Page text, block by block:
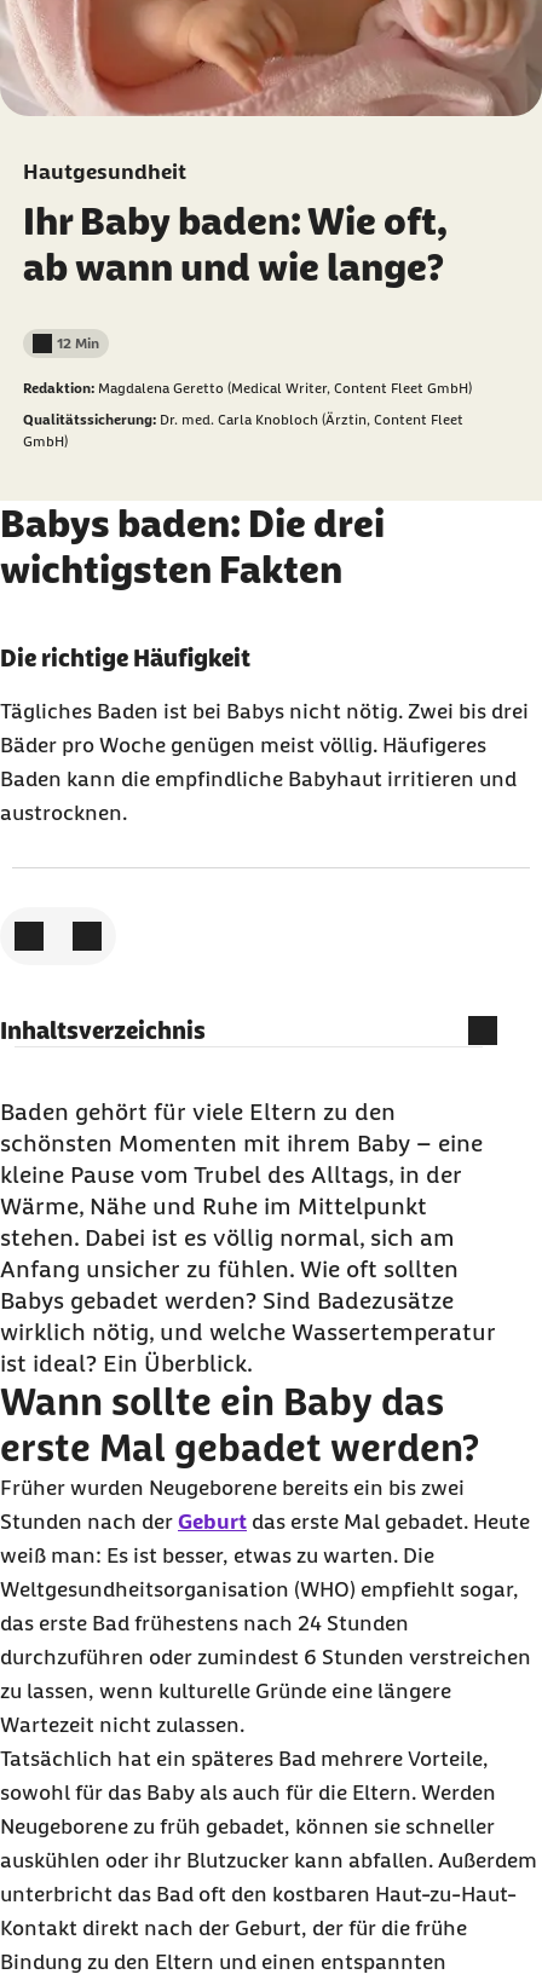
Hautgesundheit
Ihr Baby baden: Wie oft,
ab wann und wie lange?
Lesedauer weniger als
12 Min
Redaktion: Magdalena Geretto (Medical Writer, Content Fleet GmbH)
Qualitätssicherung: Dr. med. Carla Knobloch (Ärztin, Content Fleet
GmbH)
Babys baden: Die drei
wichtigsten Fakten
Karussell mit 3 Elementen
Element 1 von 3
Die richtige Häufigkeit
Tägliches Baden ist bei Babys nicht nötig. Zwei bis drei
Bäder pro Woche genügen meist völlig. Häufigeres
Baden kann die empfindliche Babyhaut irritieren und
austrocknen.
Inhaltsverzeichnis
werden?
Was ist die optimale Wassertemperatur zum
Baden von Babys?
Wie oft und wie lange sollten Babys baden?
Sind Badezusätze für Babys sinnvoll?
Wie wird ein Baby sicher gebadet und
gewaschen?
Was tun, wenn das Baby nicht gern badet?
Braucht ein Baby Badespielzeug ?
Babys baden: Häufige Fragen und Antworten
Baden gehört für viele Eltern zu den
schönsten Momenten mit ihrem Baby – eine
kleine Pause vom Trubel des Alltags, in der
Wärme, Nähe und Ruhe im Mittelpunkt
stehen. Dabei ist es völlig normal, sich am
Anfang unsicher zu fühlen. Wie oft sollten
Babys gebadet werden? Sind Badezusätze
wirklich nötig, und welche Wassertemperatur
ist ideal? Ein Überblick.
Wann sollte ein Baby das
erste Mal gebadet werden?
Früher wurden Neugeborene bereits ein bis zwei
Stunden nach der Geburt das erste Mal gebadet. Heute
weiß man: Es ist besser, etwas zu warten. Die
Weltgesundheitsorganisation (WHO) empfiehlt sogar,
das erste Bad frühestens nach 24 Stunden
durchzuführen oder zumindest 6 Stunden verstreichen
zu lassen, wenn kulturelle Gründe eine längere
Wartezeit nicht zulassen.
Tatsächlich hat ein späteres Bad mehrere Vorteile,
sowohl für das Baby als auch für die Eltern. Werden
Neugeborene zu früh gebadet, können sie schneller
auskühlen oder ihr Blutzucker kann abfallen. Außerdem
unterbricht das Bad oft den kostbaren Haut-zu-Haut-
Kontakt direkt nach der Geburt, der für die frühe
Bindung zu den Eltern und einen entspannten